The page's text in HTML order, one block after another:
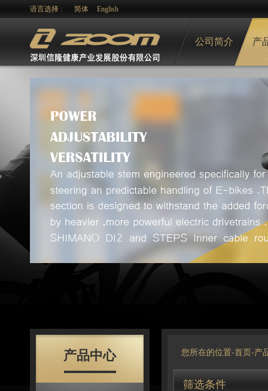
语言选择 : 简体 English
公司简介 产
产品中心 您所在的位置-首页 -产
筛选条件